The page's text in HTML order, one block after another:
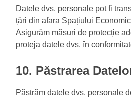
Datele dvs. personale pot fi
țări din afara Spațiului
Asigurăm măsuri de protecție
proteja datele dvs. în
10. Păstrarea
Păstrăm datele dvs. personale